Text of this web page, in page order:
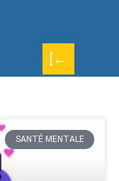
[←
SANTÉ MENTALE